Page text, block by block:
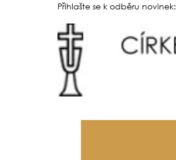
Přihlašte se k odběru novinek: